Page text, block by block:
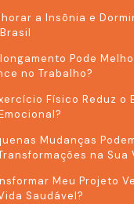
a Insônia e
Pode
no Trabalho?
Físico Reduz o
Mudanças
na Sua
Meu Projeto
Saudável?